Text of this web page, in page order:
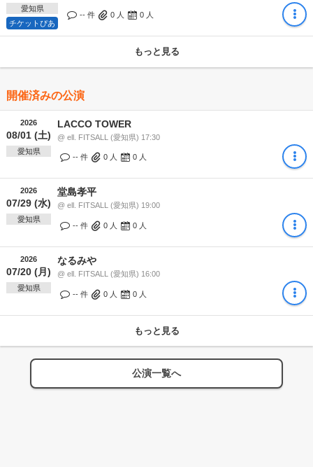
愛知県
チケットぴあ
-- 件 0 人 0 人
もっと見る
開催済みの公演
2026
08/01 (土)
愛知県
LACCO TOWER
@ ell. FITSALL (愛知県) 17:30
-- 件 0 人 0 人
2026
07/29 (水)
愛知県
堂島孝平
@ ell. FITSALL (愛知県) 19:00
-- 件 0 人 0 人
2026
07/20 (月)
愛知県
なるみや
@ ell. FITSALL (愛知県) 16:00
-- 件 0 人 0 人
もっと見る
公演一覧へ